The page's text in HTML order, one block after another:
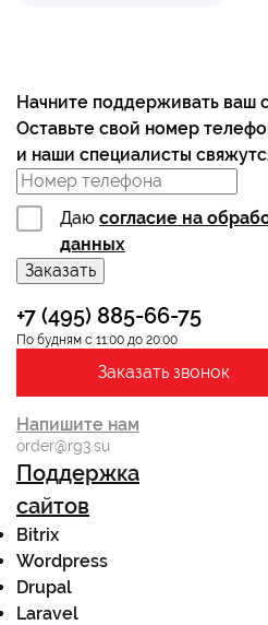
Начните поддерживать ваш
Оставьте свой номер
и наши специалисты
Даю согласие на
данных
Заказать
+7 (495) 885-66-75
По будням с 11:00 до 20:00
Заказать звонок
Напишите нам
order@rg3.su
Поддержка
сайтов
Bitrix
Wordpress
Drupal
Laravel